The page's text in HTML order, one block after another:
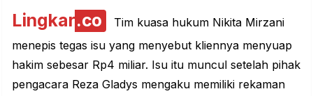
Lingkar.co
Tim kuasa hukum Nikita Mirzani
menepis tegas isu yang menyebut kliennya menyuap
hakim sebesar Rp4 miliar. Isu itu muncul setelah pihak
pengacara Reza Gladys mengaku memiliki rekaman